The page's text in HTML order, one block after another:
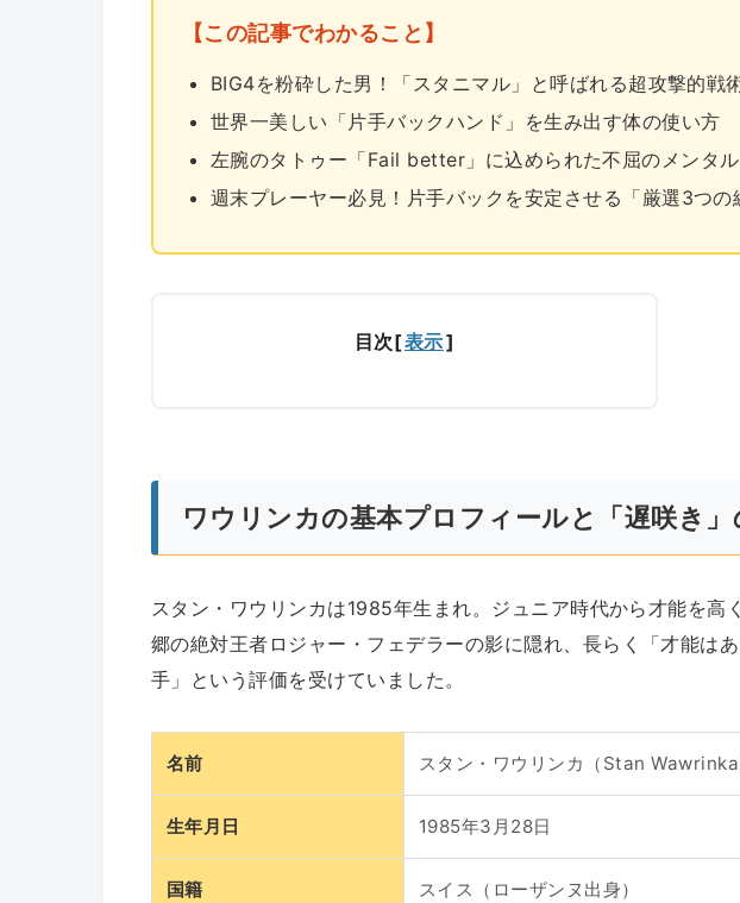
【この記事でわかること】
BIG4を粉砕した男！「スタニマル」と呼ばれる超攻撃的戦
世界一美しい「片手バックハンド」を生み出す体の使い方
左腕のタトゥー「Fail better」に込められた不屈のメンタル
週末プレーヤー必見！片手バックを安定させる「厳選3つの
目次[表示]
ワウリンカの基本プロフィールと「遅咲き
スタン・ワウリンカは1985年生まれ。ジュニア時代から才能を高
郷の絶対王者ロジャー・フェデラーの影に隠れ、長らく「才能は
手」という評価を受けていました。
名前 スタン・ワウリンカ（Stan Wawrinka
生年月日 1985年3月28日
国籍 スイス（ローザンヌ出身）